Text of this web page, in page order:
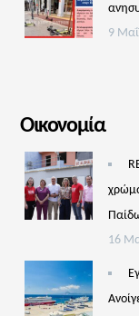
9
Οικονομία
16